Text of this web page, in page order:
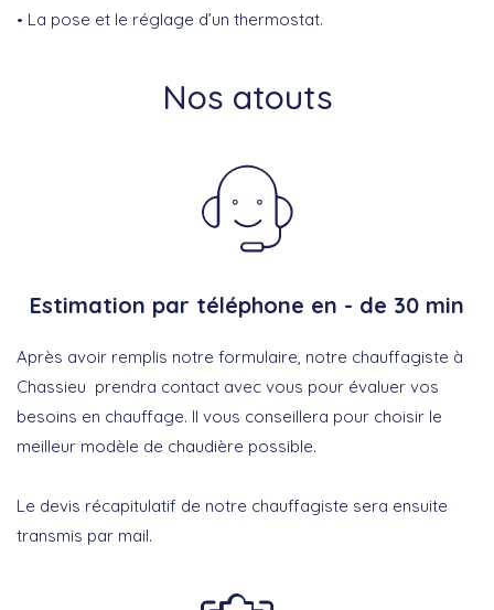
La pose et le réglage d’un thermostat.
Nos atouts
Estimation par téléphone en - de 30 min
Après avoir remplis notre formulaire, notre chauffagiste à
Chassieu prendra contact avec vous pour évaluer vos
besoins en chauffage. Il vous conseillera pour choisir le
meilleur modèle de chaudière possible.
Le devis récapitulatif de notre chauffagiste sera ensuite
transmis par mail.